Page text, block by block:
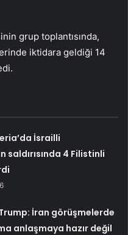
grup toplantısında,
iktidara geldiği 14
İsrailli
saldırısında 4 Filistinli
İran görüşmelerde
anlaşmaya hazır değil